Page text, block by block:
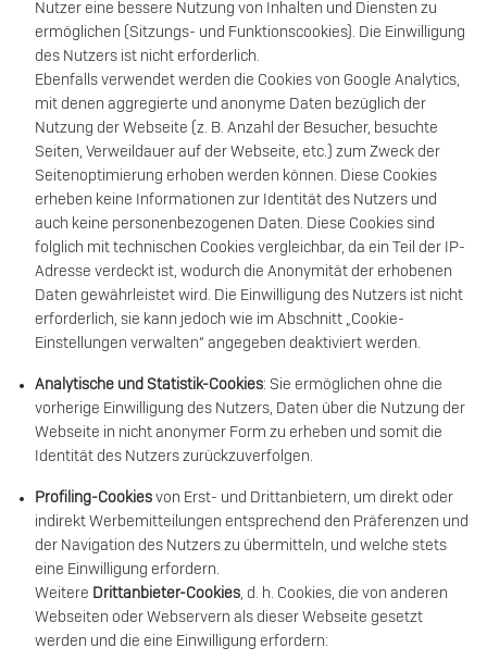
Nutzer eine bessere Nutzung von Inhalten und Diensten zu
ermöglichen (Sitzungs- und Funktionscookies). Die Einwilligung
des Nutzers ist nicht erforderlich.
Ebenfalls verwendet werden die Cookies von Google Analytics,
mit denen aggregierte und anonyme Daten bezüglich der
Nutzung der Webseite (z. B. Anzahl der Besucher, besuchte
Seiten, Verweildauer auf der Webseite, etc.) zum Zweck der
Seitenoptimierung erhoben werden können. Diese Cookies
erheben keine Informationen zur Identität des Nutzers und
auch keine personenbezogenen Daten. Diese Cookies sind
folglich mit technischen Cookies vergleichbar, da ein Teil der IP-
Adresse verdeckt ist, wodurch die Anonymität der erhobenen
Daten gewährleistet wird. Die Einwilligung des Nutzers ist nicht
erforderlich, sie kann jedoch wie im Abschnitt „Cookie-
Einstellungen verwalten“ angegeben deaktiviert werden.
Analytische und Statistik-Cookies: Sie ermöglichen ohne die
vorherige Einwilligung des Nutzers, Daten über die Nutzung der
Webseite in nicht anonymer Form zu erheben und somit die
Identität des Nutzers zurückzuverfolgen.
Profiling-Cookies von Erst- und Drittanbietern, um direkt oder
indirekt Werbemitteilungen entsprechend den Präferenzen und
der Navigation des Nutzers zu übermitteln, und welche stets
eine Einwilligung erfordern.
Weitere Drittanbieter-Cookies, d. h. Cookies, die von anderen
Webseiten oder Webservern als dieser Webseite gesetzt
werden und die eine Einwilligung erfordern: